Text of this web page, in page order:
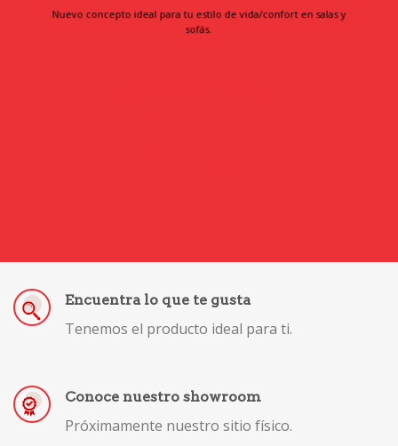
Nuevo concepto ideal para tu estilo de vida/confort en salas y
sofás.
Encuentra lo que te gusta
Tenemos el producto ideal para ti.
Conoce nuestro showroom
Próximamente nuestro sitio físico.